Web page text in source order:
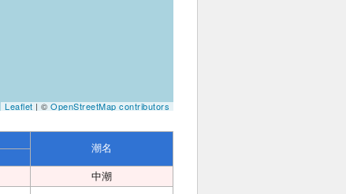
Leaflet| ©OpenStreetMap contributors
潮名
中潮